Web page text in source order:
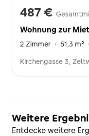
487 €
Wohnung zur
2 Zimmer · 51,3 m² ·
Kirchengasse 3,
Weitere
Entdecke weitere